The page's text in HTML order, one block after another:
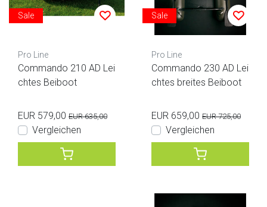
Sale
Pro Line
Commando 210 AD Lei
chtes Beiboot
EUR 579,00 EUR 635,00
Vergleichen
Sale
Pro Line
Commando 230 AD Lei
chtes breites Beiboot
EUR 659,00 EUR 725,00
Vergleichen